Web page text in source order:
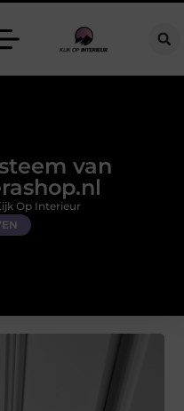
kopen in Gelderland
van
Op Interieur